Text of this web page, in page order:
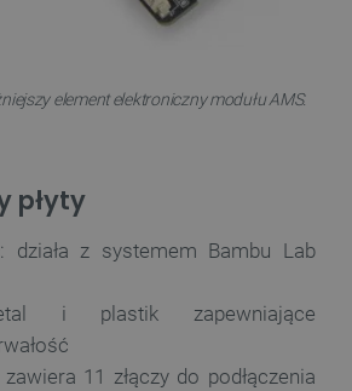
element elektroniczny modułu AMS.
płyty
: działa z systemem Bambu Lab
i plastik zapewniające
zawiera 11 złączy do podłączenia